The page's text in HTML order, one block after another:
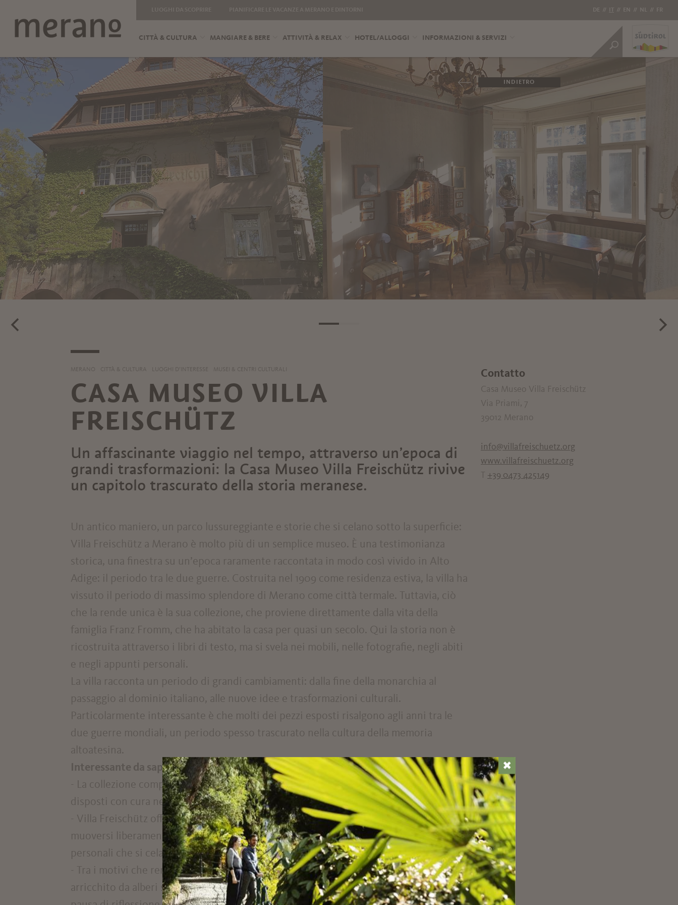
DE // IT // EN // NL // FR
CITTÀ & CULTURA MANGIARE & BERE ATTIVITÀ & RELAX HOTEL/ALLOGGI INFORMAZIONI & SERVIZI
INDIETRO
MERANO CITTÀ & CULTURA LUOGHI D’INTERESSE MUSEI & CENTRI CULTURALI
CASA MUSEO VILLA
FREISCHÜTZ
Un affascinante viaggio nel tempo, attraverso un’epoca di
grandi trasformazioni: la Casa Museo Villa Freischütz rivive
un capitolo trascurato della storia meranese.
Un antico maniero, un parco lussureggiante e storie che si celano sotto la superficie:
Villa Freischütz a Merano è molto più di un semplice museo. È una testimonianza
storica, una finestra su un’epoca raramente raccontata in modo così vivido in Alto
Adige: il periodo tra le due guerre. Costruita nel 1909 come residenza estiva, la villa ha
vissuto il periodo di massimo splendore di Merano come città termale. Tuttavia, ciò
che la rende unica è la sua collezione, che proviene direttamente dalla vita della
famiglia Franz Fromm, che ha abitato la casa per quasi un secolo. Qui la storia non è
ricostruita attraverso i libri di testo, ma si svela nei mobili, nelle fotografie, negli abiti
e negli appunti personali.
La villa racconta un periodo di grandi cambiamenti: dalla fine della monarchia al
passaggio al dominio italiano, alle nuove idee e trasformazioni culturali.
Particolarmente interessante è che molti dei pezzi esposti risalgono agli anni tra le
due guerre mondiali, un periodo spesso trascurato nella cultura della memoria
altoatesina.
Interessante da sapere:
- La collezione comprende oltre 10.000 oggetti originali, molti dei quali sono stati
disposti con cura nella casa, creando l’atmosfera di una residenza ancora viva.
- Villa Freischütz offre “visite guidate degli spazi abitativi”, dove i visitatori possono
muoversi liberamente tra saloni, studi e camere da letto, accompagnati dalle storie
personali che si celano dietro questi ambienti.
- Tra i motivi che rendono imperdibile una visita al museo, spicca l’enorme parco,
arricchito da alberi secolari e sculture nascoste, che offre un rifugio perfetto per una
Contatto
Casa Museo Villa Freischütz
Via Priami, 7
39012 Merano
info@villafreischuetz.org
www.villafreischuetz.org
T +39 0473 425149
✖